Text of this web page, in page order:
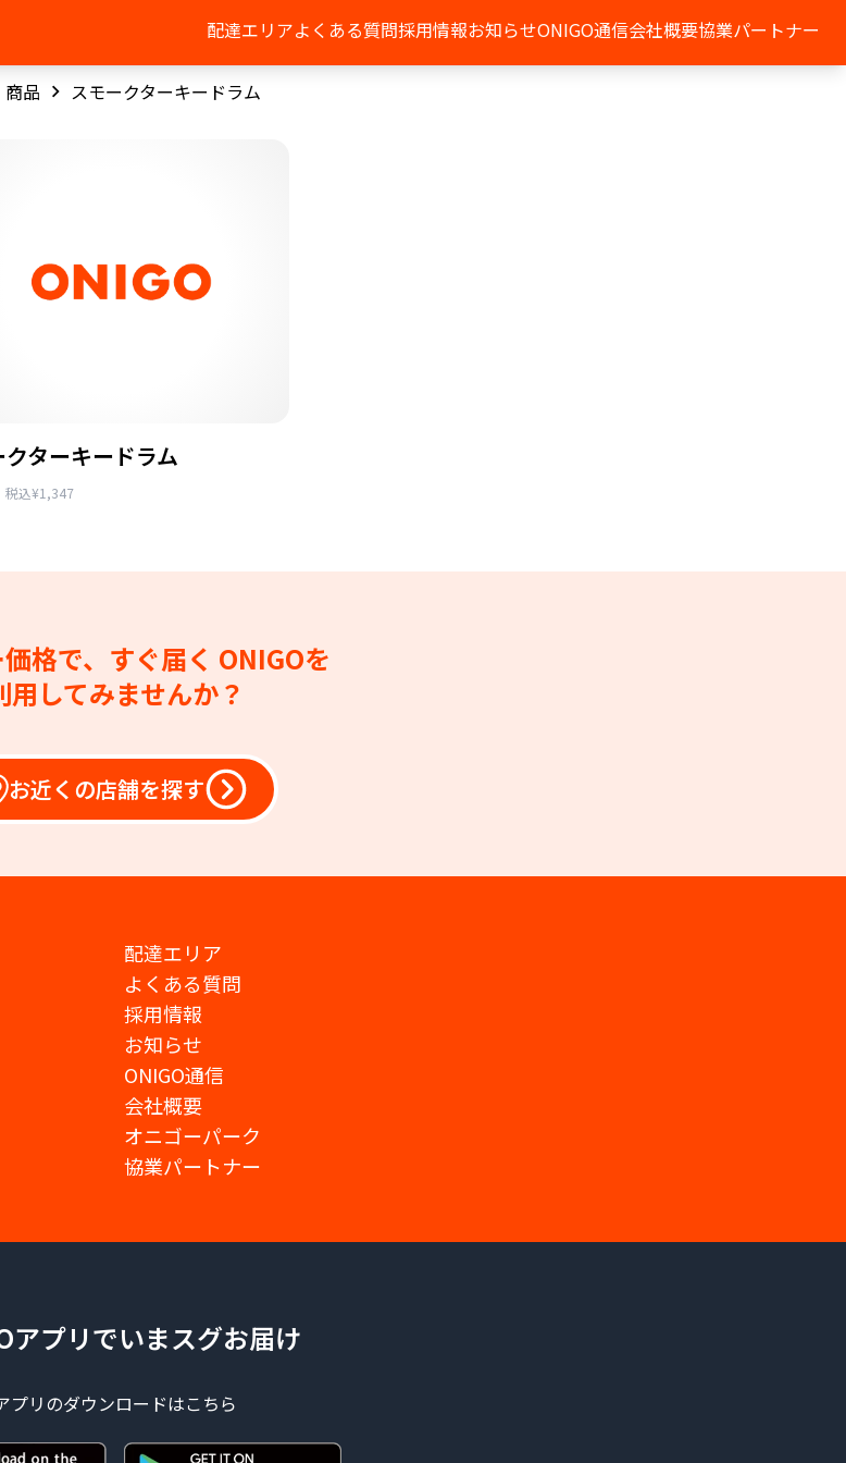
配達エリアよくある質問採用情報お知らせONIGO通信会社概要協業パートナー
商品 スモークターキードラム
クターキードラム
税込¥1,347
格で、すぐ届く ONIGOを
用してみませんか？
お近くの店舗を探す
配達エリア
よくある質問
採用情報
お知らせ
ONIGO通信
会社概要
オニゴーパーク
協業パートナー
アプリでいまスグお届け
プリのダウンロードはこちら